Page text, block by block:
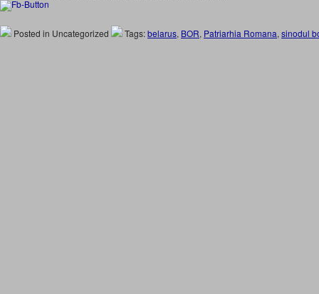
Posted in Uncategorized Tags:belarus, BOR, Patriarhia Romana, sinodul